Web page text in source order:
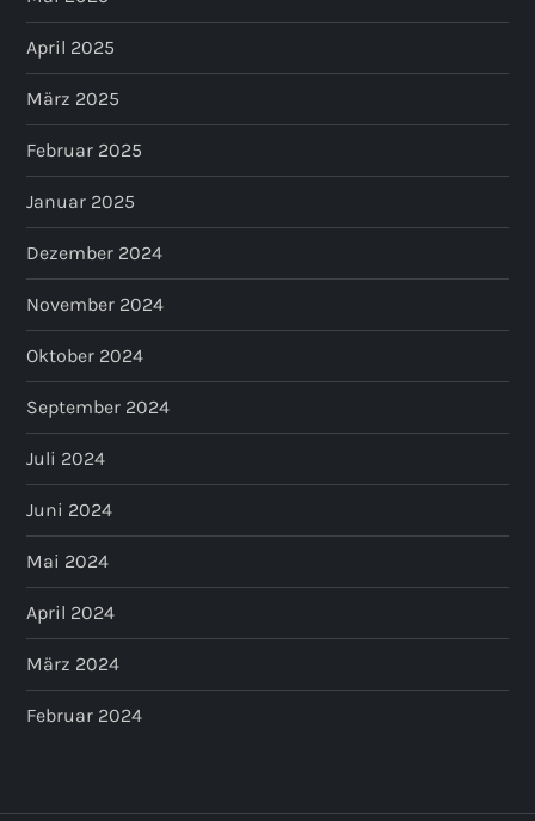
April 2025
März 2025
Februar 2025
Januar 2025
Dezember 2024
November 2024
Oktober 2024
September 2024
Juli 2024
Juni 2024
Mai 2024
April 2024
März 2024
Februar 2024